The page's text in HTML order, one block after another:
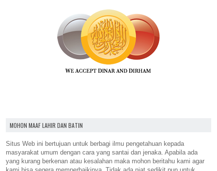
MOHON MAAF LAHIR DAN BATIN
Situs Web ini bertujuan untuk berbagi ilmu pengetahuan kepada
masyarakat umum dengan cara yang santai dan jenaka. Apabila ada
yang kurang berkenan atau kesalahan maka mohon beritahu kami agar